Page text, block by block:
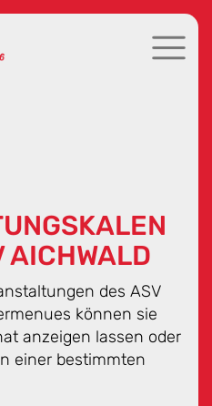
AICHWALD
des ASV
können sie
anzeigen lassen oder
einer bestimmten